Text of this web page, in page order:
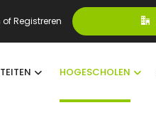
Registreren
HOGESCHOLEN